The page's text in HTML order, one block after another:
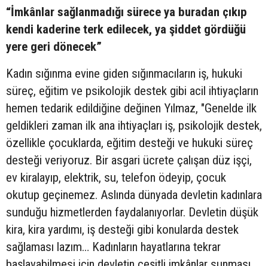
“İmkânlar sağlanmadığı sürece ya buradan çıkıp
kendi kaderine terk edilecek, ya şiddet gördüğü
yere geri dönecek”
Kadın sığınma evine giden sığınmacıların iş, hukuki
süreç, eğitim ve psikolojik destek gibi acil ihtiyaçların
hemen tedarik edildiğine değinen Yılmaz, "Genelde ilk
geldikleri zaman ilk ana ihtiyaçları iş, psikolojik destek,
özellikle çocuklarda, eğitim desteği ve hukuki süreç
desteği veriyoruz. Bir asgari ücrete çalışan düz işçi,
ev kiralayıp, elektrik, su, telefon ödeyip, çocuk
okutup geçinemez. Aslında dünyada devletin kadınlara
sunduğu hizmetlerden faydalanıyorlar. Devletin düşük
kira, kira yardımı, iş desteği gibi konularda destek
sağlaması lazım… Kadınların hayatlarına tekrar